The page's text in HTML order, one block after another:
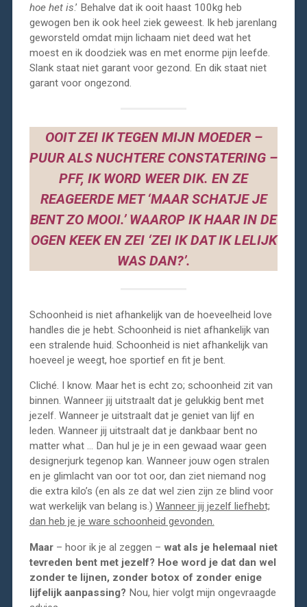
hoe het is.’ Behalve dat ik ooit haast 100kg heb
gewogen ben ik ook heel ziek geweest. Ik heb jarenlang
geworsteld omdat mijn lichaam niet deed wat het
moest en ik doodziek was en met enorme pijn leefde.
Slank staat niet garant voor gezond. En dik staat niet
garant voor ongezond.
OOIT ZEI IK TEGEN MIJN MOEDER –
PUUR ALS NUCHTERE CONSTATERING –
PFF, IK WORD WEER DIK. EN ZE
REAGEERDE MET ‘MAAR SCHATJE JE
BENT ZO MOOI.’ WAAROP IK HAAR IN DE
OGEN KEEK EN ZEI ‘ZEI IK DAT IK LELIJK
WAS DAN?’.
Schoonheid is niet afhankelijk van de hoeveelheid love
handles die je hebt. Schoonheid is niet afhankelijk van
een stralende huid. Schoonheid is niet afhankelijk van
hoeveel je weegt, hoe sportief en fit je bent.
Cliché. I know. Maar het is echt zo; schoonheid zit van
binnen. Wanneer jij uitstraalt dat je gelukkig bent met
jezelf. Wanneer je uitstraalt dat je geniet van lijf en
leden. Wanneer jij uitstraalt dat je dankbaar bent no
matter what … Dan hul je je in een gewaad waar geen
designerjurk tegenop kan. Wanneer jouw ogen stralen
en je glimlacht van oor tot oor, dan ziet niemand nog
die extra kilo’s (en als ze dat wel zien zijn ze blind voor
wat werkelijk van belang is.) Wanneer jij jezelf liefhebt;
dan heb je je ware schoonheid gevonden.
Maar– hoor ik je al zeggen – wat als je helemaal niet
tevreden bent met jezelf? Hoe word je dat dan wel
zonder te lijnen, zonder botox of zonder enige
lijfelijk aanpassing? Nou, hier volgt mijn ongevraagde